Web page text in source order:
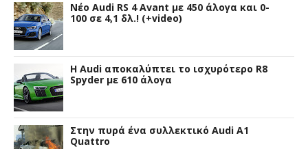
Νέο Audi RS 4 Avant με 450 άλογα και 0-
100 σε 4,1 δλ.! (+video)
Η Audi αποκαλύπτει το ισχυρότερο R8
Spyder με 610 άλογα
Στην πυρά ένα συλλεκτικό Audi A1
Quattro